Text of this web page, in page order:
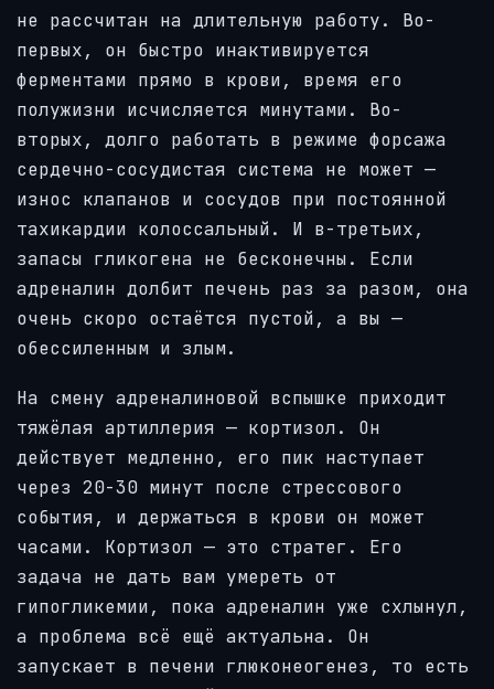
не рассчитан на длительную работу. Во-
первых, он быстро инактивируется
ферментами прямо в крови, время его
полужизни исчисляется минутами. Во-
вторых, долго работать в режиме форсажа
сердечно-сосудистая система не может —
износ клапанов и сосудов при постоянной
тахикардии колоссальный. И в-третьих,
запасы гликогена не бесконечны. Если
адреналин долбит печень раз за разом, она
очень скоро остаётся пустой, а вы —
обессиленным и злым.
На смену адреналиновой вспышке приходит
тяжёлая артиллерия — кортизол. Он
действует медленно, его пик наступает
через 20-30 минут после стрессового
события, и держаться в крови он может
часами. Кортизол — это стратег. Его
задача не дать вам умереть от
гипогликемии, пока адреналин уже схлынул,
а проблема всё ещё актуальна. Он
запускает в печени глюконеогенез, то есть